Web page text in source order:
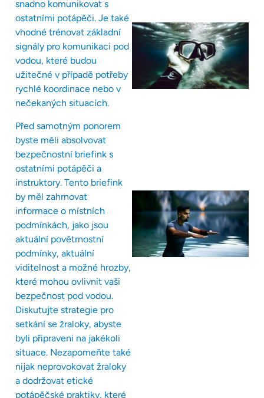
snadno komunikovat s
ostatními potápěči. Je také
vhodné trénovat základní
signály pro komunikaci pod
vodou, které budou
užitečné v případě potřeby
rychlé koordinace nebo v
nečekaných situacích.
Před samotným ponorem
byste měli absolvovat
bezpečnostní briefink s
ostatními potápěči a
instruktory. Tento briefink
by měl zahrnovat
informace o místních
podmínkách, jako jsou
aktuální povětrnostní
podmínky, aktuální
viditelnost a možné hrozby,
které mohou ovlivnit vaši
bezpečnost pod vodou.
Diskutujte strategie pro
setkání se žraloky, abyste
byli připraveni na jakékoli
situace. Nezapomeňte také
nijak neprovokovat žraloky
a dodržovat etické
potápěčské praktiky, které